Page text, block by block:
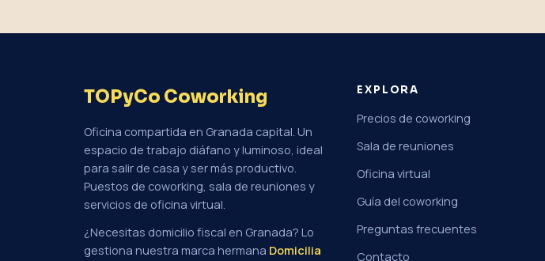
TOPyCo Coworking
Oficina compartida en Granada capital. Un
espacio de trabajo diáfano y luminoso, ideal
para salir de casa y ser más productivo.
Puestos de coworking, sala de reuniones y
servicios de oficina virtual.
¿Necesitas domicilio fiscal en Granada? Lo
gestiona nuestra marca hermana Domicilia
EXPLORA
Precios de coworking
Sala de reuniones
Oficina virtual
Guía del coworking
Preguntas frecuentes
Contacto